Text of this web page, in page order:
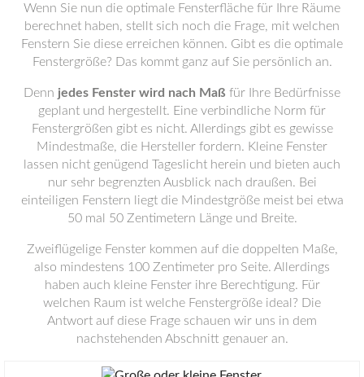
Wenn Sie nun die optimale Fensterfläche für Ihre Räume
berechnet haben, stellt sich noch die Frage, mit welchen
Fenstern Sie diese erreichen können. Gibt es die optimale
Fenstergröße? Das kommt ganz auf Sie persönlich an.
Denn jedes Fenster wird nach Maß für Ihre Bedürfnisse
geplant und hergestellt. Eine verbindliche Norm für
Fenstergrößen gibt es nicht. Allerdings gibt es gewisse
Mindestmaße, die Hersteller fordern. Kleine Fenster
lassen nicht genügend Tageslicht herein und bieten auch
nur sehr begrenzten Ausblick nach draußen. Bei
einteiligen Fenstern liegt die Mindestgröße meist bei etwa
50 mal 50 Zentimetern Länge und Breite.
Zweiflügelige Fenster kommen auf die doppelten Maße,
also mindestens 100 Zentimeter pro Seite. Allerdings
haben auch kleine Fenster ihre Berechtigung. Für
welchen Raum ist welche Fenstergröße ideal? Die
Antwort auf diese Frage schauen wir uns in dem
nachstehenden Abschnitt genauer an.